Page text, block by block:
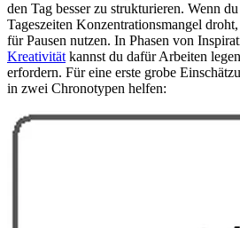
den Tag besser zu strukturieren. Wenn
Tageszeiten Konzentrationsmangel
für Pausen nutzen. In Phasen von
Kreativität kannst du dafür Arbeiten
erfordern. Für eine erste grobe
in zwei Chronotypen helfen: